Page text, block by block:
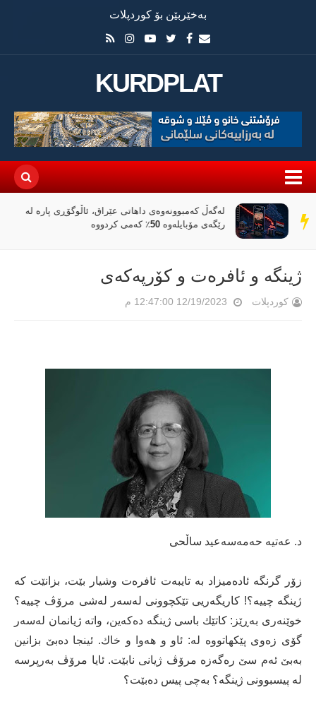
بەخێربێن بۆ کوردپلات
KURDPLAT
سەر
دێڕ
لەگەڵ کەمبوونەوەی داهاتی عێراق، ئاڵوگۆڕی پارە لە
رێگەی مۆبایلەوە 50٪ کەمی کردووە
ژینگە و ئافرەت و كۆرپەکەی
کوردپلات 12/19/2023 12:47:00 م
د. عه‌تیه‌ حه‌مه‌سه‌عید ساڵحی
زۆر گرنگە ئادەمیزاد بە تایبەت ئافرەت وشیار بێت، بزانێت كە
ژینگە چییە؟! كاریگەریی تێكچوونی لەسەر لەشی مرۆڤ چییە؟
خوێنەری بەڕێز: كاتێك باسی ژینگە دەكەین، واتە ژیانمان لەسەر
گۆی زەوی پێكهاتووە لە: ئاو و هەوا و خاك. ئینجا دەبێ بزانین
بەبێ ئەم سێ رەگەزە مرۆڤ ژیانی نابێت. ئایا مرۆڤ بەرپرسە
لە پیسبوونی ژینگە؟ بەچی پیس دەبێت؟